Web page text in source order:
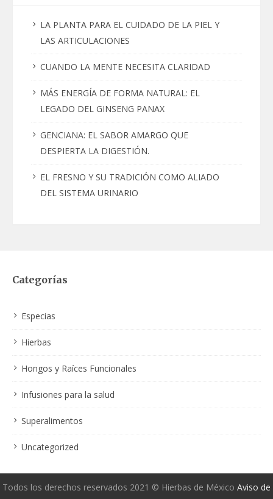
LA PLANTA PARA EL CUIDADO DE LA PIEL Y
LAS ARTICULACIONES
CUANDO LA MENTE NECESITA CLARIDAD
MÁS ENERGÍA DE FORMA NATURAL: EL
LEGADO DEL GINSENG PANAX
GENCIANA: EL SABOR AMARGO QUE
DESPIERTA LA DIGESTIÓN.
EL FRESNO Y SU TRADICIÓN COMO ALIADO
DEL SISTEMA URINARIO
Categorías
Especias
Hierbas
Hongos y Raíces Funcionales
Infusiones para la salud
Superalimentos
Uncategorized
Todos los derechos reservados 2021 © Hierbas de México Aviso de